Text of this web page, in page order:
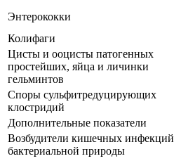
Энтерококки
Колифаги
Цисты и ооцисты патогенных
простейших, яйца и личинки
гельминтов
Споры сульфитредуцирующих
клостридий
Дополнительные показатели
Возбудители кишечных инфекций
бактериальной природы